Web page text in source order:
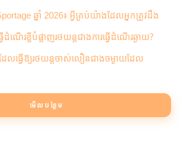
ឆ្នាំ 2026៖ អ្វីគ្រប់យ៉ាងដែលអ្នកត្រូវដឹង
ើដំណើរខ្លីបំផ្លាញរថយន្តជាងការធ្វើដំណើរឆ្ងាយ?
ែលធ្វើឱ្យរថយន្តចាស់លឿនជាងចម្ងាយដែល
មើលបន្ថែម